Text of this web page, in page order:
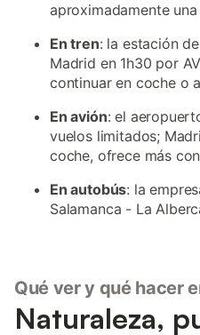
aproximadamente una
En tren: la estación
Madrid en 1h30 por
continuar en coche o
En avión: el
vuelos limitados;
coche, ofrece más
En autobús: la
Salamanca - La
Qué ver y qué hacer
Naturaleza,